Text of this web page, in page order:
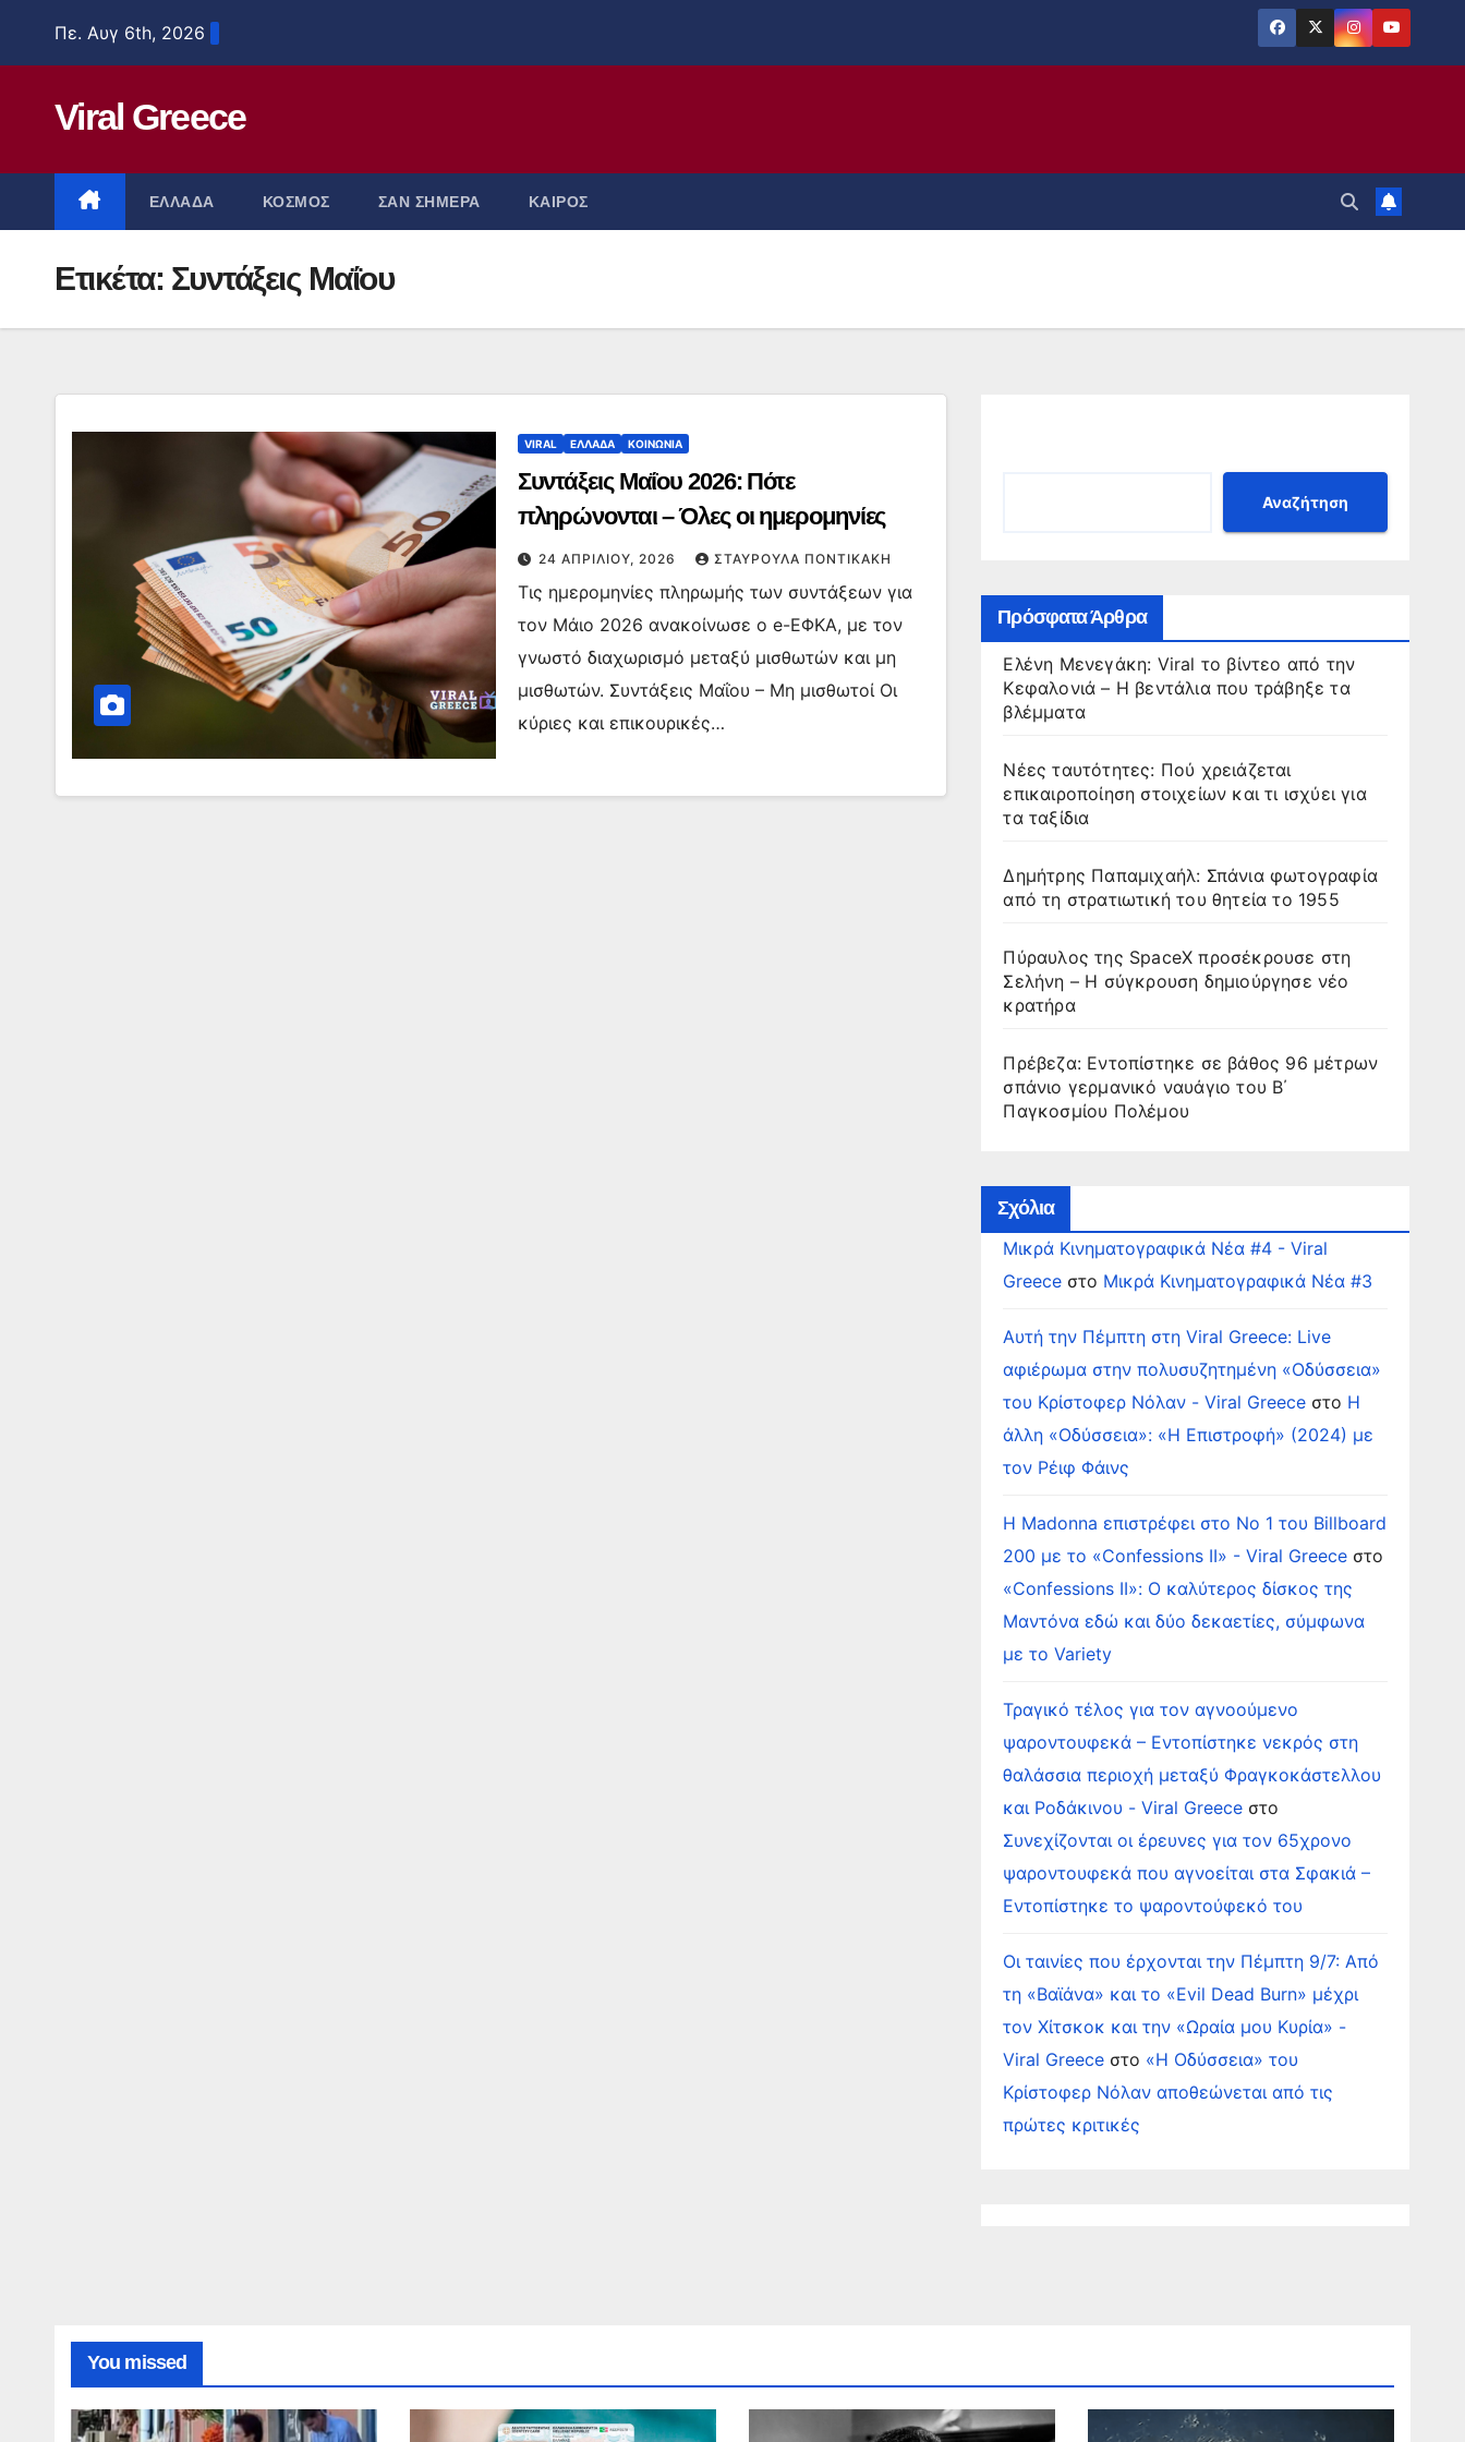
Πε. Αυγ 6th, 2026
Viral Greece
ΕΛΛΑΔΑ ΚΟΣΜΟΣ ΣΑΝ ΣΗΜΕΡΑ ΚΑΙΡΟΣ
Ετικέτα: Συντάξεις Μαΐου
VIRAL ΕΛΛΑΔΑ ΚΟΙΝΩΝΙΑ
Συντάξεις Μαΐου 2026: Πότε
πληρώνονται – Όλες οι ημερομηνίες
24 ΑΠΡΙΛΊΟΥ, 2026 ΣΤΑΥΡΟΎΛΑ ΠΟΝΤΙΚΆΚΗ
Τις ημερομηνίες πληρωμής των συντάξεων για
τον Μάιο 2026 ανακοίνωσε ο e-ΕΦΚΑ, με τον
γνωστό διαχωρισμό μεταξύ μισθωτών και μη
μισθωτών. Συντάξεις Μαΐου – Μη μισθωτοί Οι
κύριες και επικουρικές…
Αναζήτηση
Πρόσφατα Άρθρα
Ελένη Μενεγάκη: Viral το βίντεο από την
Κεφαλονιά – Η βεντάλια που τράβηξε τα
βλέμματα
Νέες ταυτότητες: Πού χρειάζεται
επικαιροποίηση στοιχείων και τι ισχύει για
τα ταξίδια
Δημήτρης Παπαμιχαήλ: Σπάνια φωτογραφία
από τη στρατιωτική του θητεία το 1955
Πύραυλος της SpaceX προσέκρουσε στη
Σελήνη – Η σύγκρουση δημιούργησε νέο
κρατήρα
Πρέβεζα: Εντοπίστηκε σε βάθος 96 μέτρων
σπάνιο γερμανικό ναυάγιο του Β΄
Παγκοσμίου Πολέμου
Σχόλια
Μικρά Κινηματογραφικά Νέα #4 - Viral
Greece στο Μικρά Κινηματογραφικά Νέα #3
Αυτή την Πέμπτη στη Viral Greece: Live
αφιέρωμα στην πολυσυζητημένη «Οδύσσεια»
του Κρίστοφερ Νόλαν - Viral Greece στο Η
άλλη «Οδύσσεια»: «Η Επιστροφή» (2024) με
τον Ρέιφ Φάινς
Η Madonna επιστρέφει στο Νο 1 του Billboard
200 με το «Confessions II» - Viral Greece στο
«Confessions II»: Ο καλύτερος δίσκος της
Μαντόνα εδώ και δύο δεκαετίες, σύμφωνα
με το Variety
Τραγικό τέλος για τον αγνοούμενο
ψαροντουφεκά – Εντοπίστηκε νεκρός στη
θαλάσσια περιοχή μεταξύ Φραγκοκάστελλου
και Ροδάκινου - Viral Greece στο
Συνεχίζονται οι έρευνες για τον 65χρονο
ψαροντουφεκά που αγνοείται στα Σφακιά –
Εντοπίστηκε το ψαροντούφεκό του
Οι ταινίες που έρχονται την Πέμπτη 9/7: Από
τη «Βαϊάνα» και το «Evil Dead Burn» μέχρι
τον Χίτσκοκ και την «Ωραία μου Κυρία» -
Viral Greece στο «Η Οδύσσεια» του
Κρίστοφερ Νόλαν αποθεώνεται από τις
πρώτες κριτικές
You missed